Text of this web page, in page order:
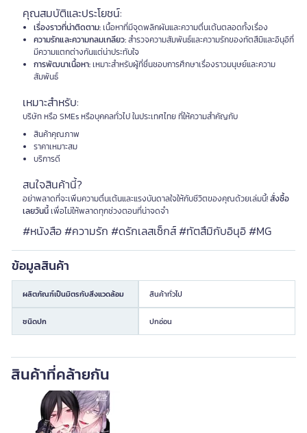
คุณสมบัติและประโยชน์:
เรื่องราวที่น่าติดตาม:เนื้อหาที่มีจุดพลิกผันและความตื่นเต้นตลอดทั้งเรื่อง
ความรักและความกลมเกลียว:สำรวจความสัมพันธ์และความรักของทัตสึมิและอินุอิที่
มีความแตกต่างกันแต่น่าประทับใจ
การพัฒนาเนื้อหา:เหมาะสำหรับผู้ที่ชื่นชอบการศึกษาเรื่องราวมนุษย์และความ
สัมพันธ์
เหมาะสำหรับ:
บริษัท หรือ SMEs หรือบุคคลทั่วไป ในประเทศไทย ที่ให้ความสำคัญกับ
สินค้าคุณภาพ
ราคาเหมาะสม
บริการดี
สนใจสินค้านี้?
อย่าพลาดที่จะเพิ่มความตื่นเต้นและแรงบันดาลใจให้กับชีวิตของคุณด้วยเล่มนี้!สั่งซื้อ
เลยวันนี้เพื่อไม่ให้พลาดทุกช่วงตอนที่น่าจดจำ
#หนังสือ #ความรัก #ดรักเลสเซ็กส์ #ทัตสึมิกับอินุอิ #MG
ข้อมูลสินค้า
ผลิตภัณฑ์เป็นมิตรกับสิ่งแวดล้อม สินค้าทั่วไป
ชนิดปก ปกอ่อน
สินค้าที่คล้ายกัน